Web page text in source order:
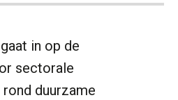
in op de
sectorale
duurzame